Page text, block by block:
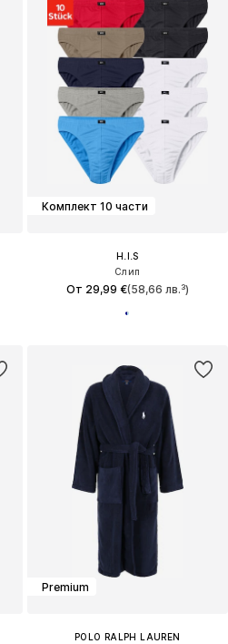
Комплект 10 части
H.I.S
Слип
От 29,99 €(58,66 лв.³)
Premium
POLO RALPH LAUREN